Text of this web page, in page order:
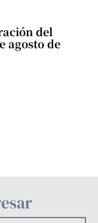
del
agosto de